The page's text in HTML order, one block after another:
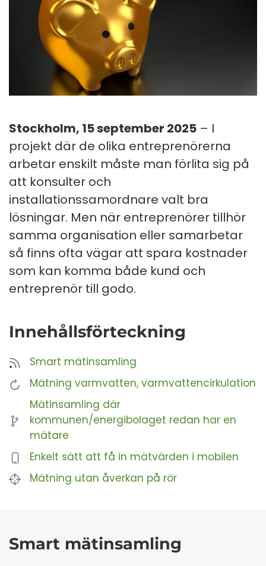
Stockholm, 15 september 2025 – I
projekt där de olika entreprenörerna
arbetar enskilt måste man förlita sig på
att konsulter och
installationssamordnare valt bra
lösningar. Men när entreprenörer tillhör
samma organisation eller samarbetar
så finns ofta vägar att spara kostnader
som kan komma både kund och
entreprenör till godo.
Innehållsförteckning
Smart mätinsamling
Mätning varmvatten, varmvattencirkulation
Mätinsamling där
kommunen/energibolaget redan har en
mätare
Enkelt sätt att få in mätvärden i mobilen
Mätning utan åverkan på rör
Smart mätinsamling